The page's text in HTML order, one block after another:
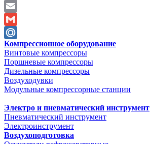
Print
Email
Gmail
Mail.Ru
Компрессионное оборудование
Винтовые компрессоры
Поршневые компрессоры
Дизельные компрессоры
Воздуходувки
Модульные компрессорные станции
Электро и пневматический инструмент
Пневматический инструмент
Электроинструмент
Воздухоподготовка